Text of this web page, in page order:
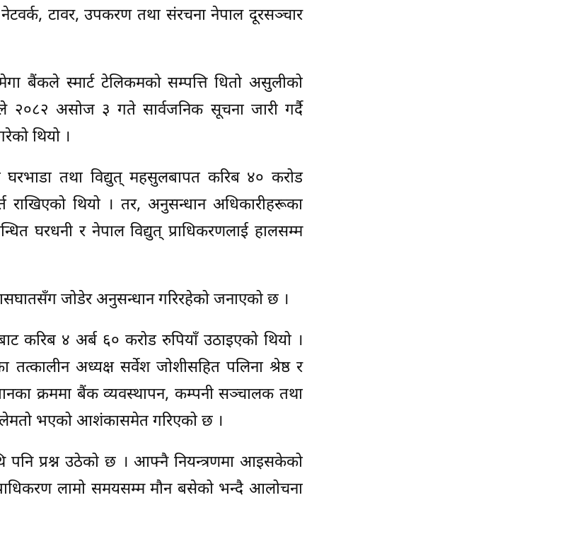
टावर, उपकरण तथा संरचना नेपाल दूरसञ्चार
बैंकले स्मार्ट टेलिकमको सम्पत्ति धितो असुलीको
२०८२ असोज ३ गते सार्वजनिक सूचना जारी गर्दै
थियो ।
घरभाडा तथा विद्युत् महसुलबापत करिब ४० करोड
थियो । तर, अनुसन्धान अधिकारीहरूका
घरधनी र नेपाल विद्युत् प्राधिकरणलाई हालसम्म
जोडेर अनुसन्धान गरिरहेको जनाएको छ ।
करिब ४ अर्ब ६० करोड रुपियाँ उठाइएको थियो ।
अध्यक्ष सर्वेश जोशीसहित पलिना श्रेष्ठ र
क्रममा बैंक व्यवस्थापन, कम्पनी सञ्चालक तथा
भएको आशंकासमेत गरिएको छ ।
पनि प्रश्न उठेको छ । आफ्नै नियन्त्रणमा आइसकेको
प्राधिकरण लामो समयसम्म मौन बसेको भन्दै आलोचना